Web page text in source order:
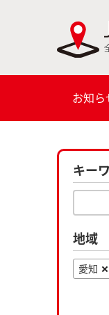
お知ら
キー
地域
愛知